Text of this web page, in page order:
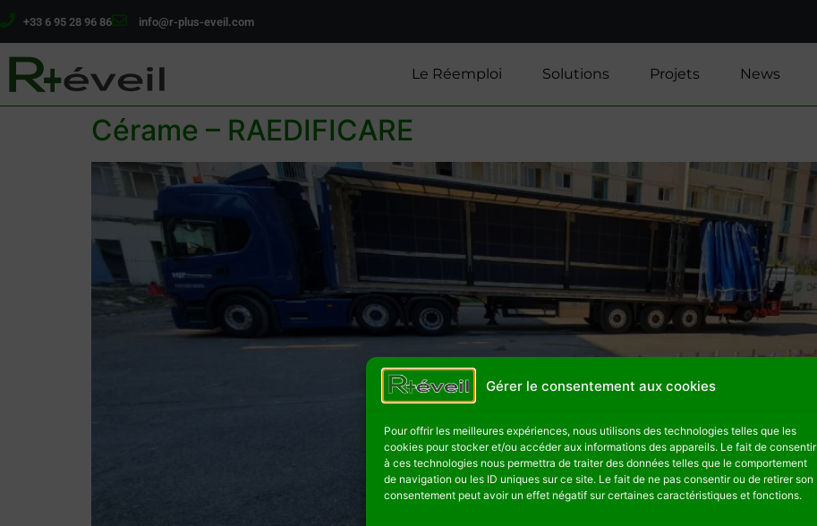
Gérer le consentement aux cookies
Pour offrir les meilleures expériences, nous utilisons des technologies telles que les
cookies pour stocker et/ou accéder aux informations des appareils. Le fait de consentir
à ces technologies nous permettra de traiter des données telles que le comportement
de navigation ou les ID uniques sur ce site. Le fait de ne pas consentir ou de retirer son
consentement peut avoir un effet négatif sur certaines caractéristiques et fonctions.
+33 6 95 28 96 86 info@r-plus-eveil.com
Le Réemploi Solutions Projets News
Cérame – RAEDIFICARE